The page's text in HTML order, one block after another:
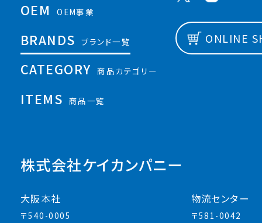
OEM OEM事業
BRANDS ブランド一覧
CATEGORY 商品カテゴリー
ITEMS 商品一覧
ONLINE
株式会社ケイカンパニー
大阪本社
〒540-0005
物流センター
〒581-0042